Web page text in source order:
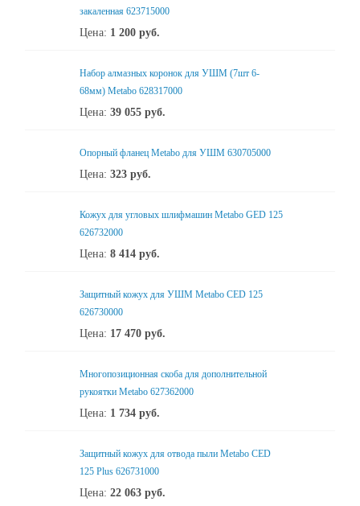
закаленная 623715000
Цена: 1 200 руб.
Набор алмазных коронок для УШМ (7шт 6-
68мм) Metabo 628317000
Цена: 39 055 руб.
Опорный фланец Metabo для УШМ 630705000
Цена: 323 руб.
Кожух для угловых шлифмашин Metabo GED 125
626732000
Цена: 8 414 руб.
Защитный кожух для УШМ Metabo CED 125
626730000
Цена: 17 470 руб.
Многопозиционная скоба для дополнительной
рукоятки Metabo 627362000
Цена: 1 734 руб.
Защитный кожух для отвода пыли Metabo CED
125 Plus 626731000
Цена: 22 063 руб.